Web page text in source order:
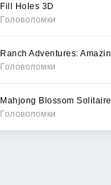
Fill Holes 3D
Головоломки
Головоломки
Mahjong Blossom Solitaire
Головоломки